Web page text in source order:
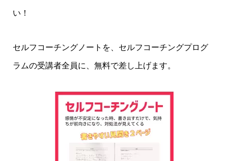
い！
セルフコーチングノートを、セルフコーチングプログ
ラムの受講者全員に、無料で差し上げます。